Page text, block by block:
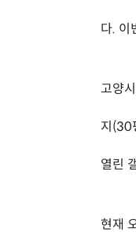
다. 이
고양
지(30
열린
현재